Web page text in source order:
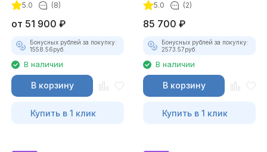
5.0 (8)
от 51 900 ₽
Бонусных рублей за покупку:
1558.56руб.
В наличии
В корзину
Купить в 1 клик
5.0 (2)
85 700 ₽
Бонусных рублей за покупку:
2573.57руб.
В наличии
В корзину
Купить в 1 клик